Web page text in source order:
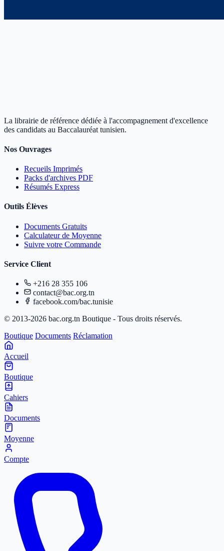
La librairie de référence dédiée à l'accompagnement d'excellence
des candidats au Baccalauréat tunisien.
Nos Ouvrages
Recueils Imprimés
Packs d'archives PDF
Résumés Express
Outils Élèves
Documents Gratuits
Calculateur de Moyenne
Suivre votre Commande
Service Client
+216 28 355 106
contact@bac.org.tn
facebook.com/bac.tunisie
© 2013-2026 bac.org.tn Boutique - Tous droits réservés.
Boutique Documents Réclamation
Accueil
Boutique
Cahiers
Documents
Moyenne
Compte